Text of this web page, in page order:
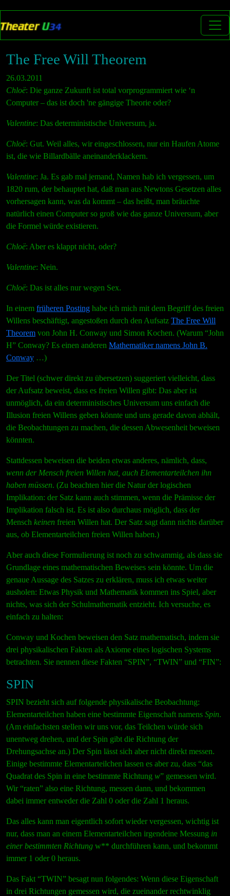
The Free Will Theorem
26.03.2011
Chloë: Die ganze Zukunft ist total vorprogrammiert wie ‘n
Computer – das ist doch 'ne gängige Theorie oder?
Valentine: Das deterministische Universum, ja.
Chloë: Gut. Weil alles, wir eingeschlossen, nur ein Haufen Atome
ist, die wie Billardbälle aneinanderklackern.
Valentine: Ja. Es gab mal jemand, Namen hab ich vergessen, um
1820 rum, der behauptet hat, daß man aus Newtons Gesetzen alles
vorhersagen kann, was da kommt – das heißt, man bräuchte
natürlich einen Computer so groß wie das ganze Universum, aber
die Formel würde existieren.
Chloë: Aber es klappt nicht, oder?
Valentine: Nein.
Chloë: Das ist alles nur wegen Sex.
In einem früheren Posting habe ich mich mit dem Begriff des freien
Willens beschäftigt, angestoßen durch den Aufsatz The Free Will
Theorem von John H. Conway und Simon Kochen. (Warum “John
H” Conway? Es einen anderen Mathematiker namens John B.
Conway …)
Der Titel (schwer direkt zu übersetzen) suggeriert vielleicht, dass
der Aufsatz beweist, dass es freien Willen gibt: Das aber ist
unmöglich, da ein deterministisches Universum uns einfach die
Illusion freien Willens geben könnte und uns gerade davon abhält,
die Beobachtungen zu machen, die dessen Abwesenheit beweisen
könnten.
Stattdessen beweisen die beiden etwas anderes, nämlich, dass,
wenn der Mensch freien Willen hat, auch Elementarteilchen ihn
haben müssen. (Zu beachten hier die Natur der logischen
Implikation: der Satz kann auch stimmen, wenn die Prämisse der
Implikation falsch ist. Es ist also durchaus möglich, dass der
Mensch keinen freien Willen hat. Der Satz sagt dann nichts darüber
aus, ob Elementarteilchen freien Willen haben.)
Aber auch diese Formulierung ist noch zu schwammig, als dass sie
Grundlage eines mathematischen Beweises sein könnte. Um die
genaue Aussage des Satzes zu erklären, muss ich etwas weiter
ausholen: Etwas Physik und Mathematik kommen ins Spiel, aber
nichts, was sich der Schulmathematik entzieht. Ich versuche, es
einfach zu halten:
Conway und Kochen beweisen den Satz mathematisch, indem sie
drei physikalischen Fakten als Axiome eines logischen Systems
betrachten. Sie nennen diese Fakten “SPIN”, “TWIN” und “FIN”:
SPIN
SPIN bezieht sich auf folgende physikalische Beobachtung:
Elementarteilchen haben eine bestimmte Eigenschaft namens Spin.
(Am einfachsten stellen wir uns vor, das Teilchen würde sich
unentweg drehen, und der Spin gibt die Richtung der
Drehungsachse an.) Der Spin lässt sich aber nicht direkt messen.
Einige bestimmte Elementarteilchen lassen es aber zu, dass “das
Quadrat des Spin in eine bestimmte Richtung w” gemessen wird.
Wir “raten” also eine Richtung, messen dann, und bekommen
dabei immer entweder die Zahl 0 oder die Zahl 1 heraus.
Das alles kann man eigentlich sofort wieder vergessen, wichtig ist
nur, dass man an einem Elementarteilchen irgendeine Messung in
einer bestimmten Richtung w** durchführen kann, und bekommt
immer 1 oder 0 heraus.
Das Fakt “TWIN” besagt nun folgendes: Wenn diese Eigenschaft
in drei Richtungen gemessen wird, die zueinander rechtwinklig